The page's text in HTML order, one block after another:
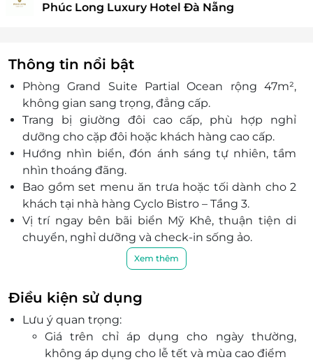
Phúc Long Luxury Hotel Đà Nẵng
Thông tin nổi bật
Phòng Grand Suite Partial Ocean rộng 47m²,
không gian sang trọng, đẳng cấp.
Trang bị giường đôi cao cấp, phù hợp nghỉ
dưỡng cho cặp đôi hoặc khách hàng cao cấp.
Hướng nhìn biển, đón ánh sáng tự nhiên, tầm
nhìn thoáng đãng.
Bao gồm set menu ăn trưa hoặc tối dành cho 2
khách tại nhà hàng Cyclo Bistro – Tầng 3.
Vị trí ngay bên bãi biển Mỹ Khê, thuận tiện di
chuyển, nghỉ dưỡng và check-in sống ảo.
Hệ thống tiện ích nổi bật: spa, hồ bơi, gym, quán
cafe, nhà hàng, lounge...
Thiết kế khách sạn hài hòa giữa hiện đại và thiên
nhiên, tạo cảm giác thư thái tối đa.
Xem thêm
Điều kiện sử dụng
Lưu ý quan trọng:
Giá trên chỉ áp dụng cho ngày thường,
không áp dụng cho lễ tết và mùa cao điểm